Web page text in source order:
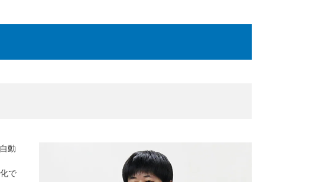
動
で